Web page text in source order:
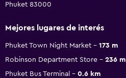
Phuket 83000
Mejores lugares de interés
Phuket Town Night Market
173 m
Robinson Department Store
236 m
Phuket Bus Terminal
0.6 km